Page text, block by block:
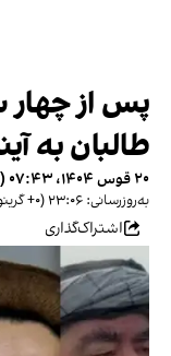
پس از چهار
طالبان به
۲۰ قوس ۱۴۰۴، ۰۷:۴۳ (‎+۰ گرینویچ)
به‌روزرسانی: ۲۳:۰۶ (‎+۰ گرینویچ)
اشتراک‌گذاری